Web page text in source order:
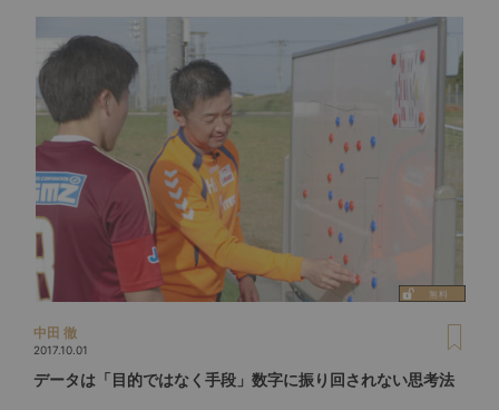
中田 徹
2017.10.01
データは「目的ではなく手段」数字に振り回されない思考法